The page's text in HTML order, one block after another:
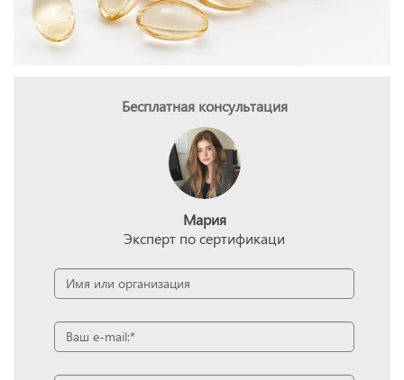
Бесплатная консультация
Мария
Эксперт по сертификаци